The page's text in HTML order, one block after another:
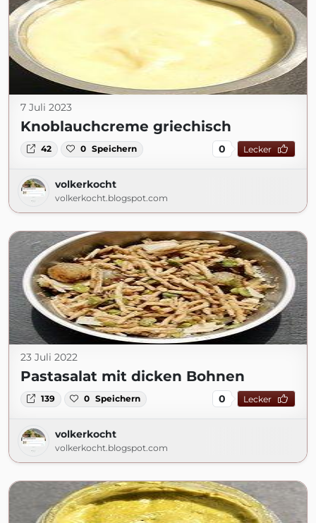
7 Juli 2023
Knoblauchcreme griechisch
42 0 Speichern 0 Lecker
volkerkocht
volkerkocht.blogspot.com
23 Juli 2022
Pastasalat mit dicken Bohnen
139 0 Speichern 0 Lecker
volkerkocht
volkerkocht.blogspot.com